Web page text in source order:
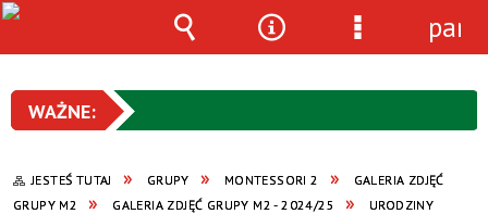
JESTEŚ TUTAJ GRUPY MONTESSORI 2
GALERIA ZDJĘĆ
GRUPY M2
GALERIA ZDJĘĆ GRUPY M2 - 2024/25
URODZINY
Wyszukiwarka
NarzędziaMenu
szczegółowe